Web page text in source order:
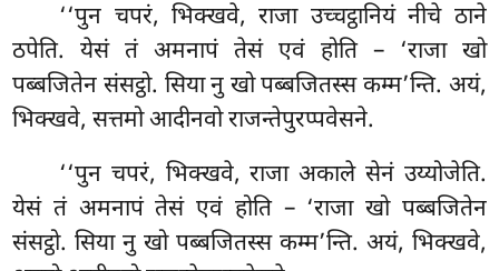
‘‘पुन चपरं, भिक्खवे, राजा उच्चट्ठानियं नीचे ठाने
ठपेति. येसं तं अमनापं तेसं एवं होति – ‘राजा खो
पब्बजितेन संसट्ठो. सिया नु खो पब्बजितस्स कम्म’न्ति. अयं,
भिक्खवे, सत्तमो आदीनवो राजन्तेपुरप्पवेसने.
‘‘पुन चपरं, भिक्खवे, राजा अकाले सेनं उय्योजेति.
येसं तं अमनापं तेसं एवं होति – ‘राजा खो पब्बजितेन
संसट्ठो. सिया नु खो पब्बजितस्स कम्म’न्ति. अयं, भिक्खवे,